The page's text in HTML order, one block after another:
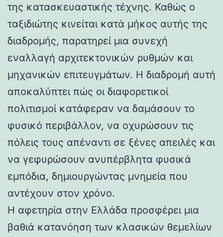
της κατασκευαστικής τέχνης. Καθώς ο
ταξιδιώτης κινείται κατά μήκος αυτής της
διαδρομής, παρατηρεί μια συνεχή
εναλλαγή αρχιτεκτονικών ρυθμών και
μηχανικών επιτευγμάτων. Η διαδρομή αυτή
αποκαλύπτει πώς οι διαφορετικοί
πολιτισμοί κατάφεραν να δαμάσουν το
φυσικό περιβάλλον, να οχυρώσουν τις
πόλεις τους απέναντι σε ξένες απειλές και
να γεφυρώσουν ανυπέρβλητα φυσικά
εμπόδια, δημιουργώντας μνημεία που
αντέχουν στον χρόνο.
Η αφετηρία στην Ελλάδα προσφέρει μια
βαθιά κατανόηση των κλασικών θεμελίων